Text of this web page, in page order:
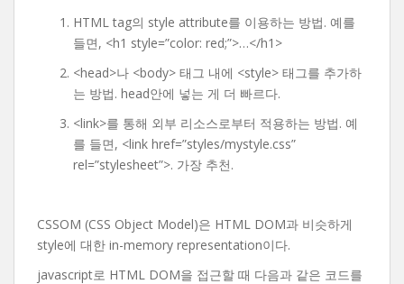
HTML tag의 style attribute를 이용하는 방법. 예를
들면, <h1 style=”color: red;”>…</h1>
<head>나 <body> 태그 내에 <style> 태그를 추가하
는 방법. head안에 넣는 게 더 빠르다.
<link>를 통해 외부 리소스로부터 적용하는 방법. 예
를 들면, <link href=”styles/mystyle.css”
rel=”stylesheet”>. 가장 추천.
CSSOM (CSS Object Model)은 HTML DOM과 비슷하게
style에 대한 in-memory representation이다.
javascript로 HTML DOM을 접근할 때 다음과 같은 코드를